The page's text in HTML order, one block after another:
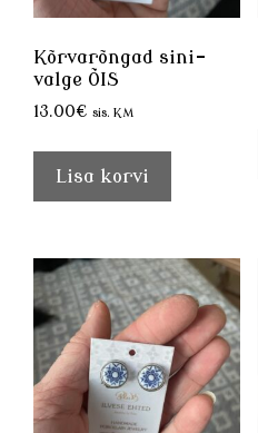
Kõrvarõngad sini-
valge ÕIS
13.00€ sis. KM
Lisa korvi